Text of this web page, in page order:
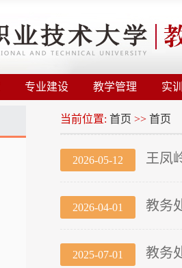
专业建设 教学管理 实
当前位置: 首页 >> 首页
2026-05-12 王凤
2026-04-01 教务
2025-07-01 教务